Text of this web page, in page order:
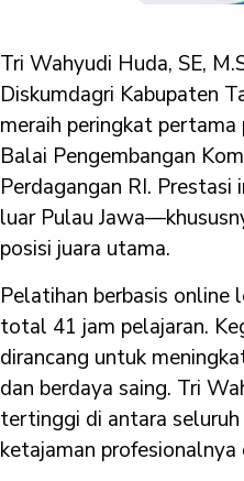
Tri Wahyudi Huda, SE,
Diskumdagri Kabupaten
meraih peringkat
Balai Pengembangan
Perdagangan RI.
luar Pulau
posisi juara utama.
Pelatihan berbasis online
total 41 jam pelajaran.
dirancang untuk
dan berdaya saing. Tri
tertinggi di antara seluruh
ketajaman